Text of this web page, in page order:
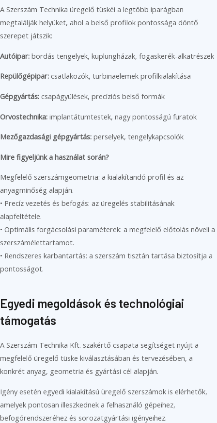
A Szerszám Technika üregelő tüskéi a legtöbb iparágban
megtalálják helyüket, ahol a belső profilok pontossága döntő
szerepet játszik:
Autóipar: bordás tengelyek, kuplungházak, fogaskerék-alkatrészek
Repülőgépipar: csatlakozók, turbinaelemek profilkialakítása
Gépgyártás: csapágyülések, precíziós belső formák
Orvostechnika: implantátumtestek, nagy pontosságú furatok
Mezőgazdasági gépgyártás: perselyek, tengelykapcsolók
Mire figyeljünk a használat során?
Megfelelő szerszámgeometria: a kialakítandó profil és az
anyagminőség alapján.
• Precíz vezetés és befogás: az üregelés stabilitásának
alapfeltétele.
• Optimális forgácsolási paraméterek: a megfelelő előtolás növeli a
szerszámélettartamot.
• Rendszeres karbantartás: a szerszám tisztán tartása biztosítja a
pontosságot.
Egyedi megoldások és technológiai
támogatás
A Szerszám Technika Kft. szakértő csapata segítséget nyújt a
megfelelő üregelő tüske kiválasztásában és tervezésében, a
konkrét anyag, geometria és gyártási cél alapján.
Igény esetén egyedi kialakítású üregelő szerszámok is elérhetők,
amelyek pontosan illeszkednek a felhasználó gépeihez,
befogórendszeréhez és sorozatgyártási igényeihez.